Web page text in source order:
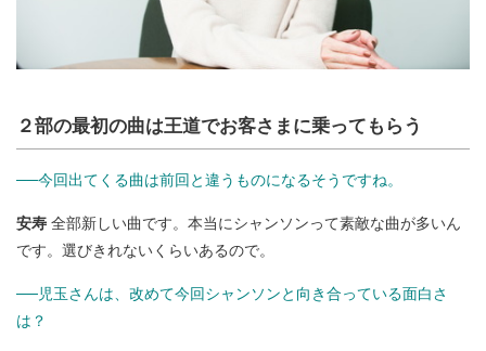
２部の最初の曲は王道でお客さまに乗ってもらう
──今回出てくる曲は前回と違うものになるそうですね。
安寿 全部新しい曲です。本当にシャンソンって素敵な曲が多いん
です。選びきれないくらいあるので。
──児玉さんは、改めて今回シャンソンと向き合っている面白さ
は？